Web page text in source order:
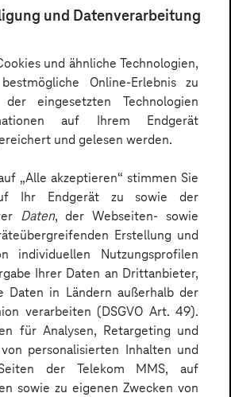
und Datenverarbeitung
und ähnliche Technologien,
Online-Erlebnis zu
eingesetzten Technologien
auf Ihrem Endgerät
und gelesen werden.
„Alle akzeptieren“ stimmen Sie
Ihr Endgerät zu sowie der
Daten, der Webseiten- sowie
Erstellung und
individuellen Nutzungsprofilen
Ihrer Daten an Drittanbieter,
Daten in Ländern außerhalb der
verarbeiten (DSGVO Art. 49).
für Analysen, Retargeting und
personalisierten Inhalten und
der Telekom MMS, auf
sowie zu eigenen Zwecken von
gedacht,
Die
KI im Kundendialog
AI wirklich – jenseits von
Im Podcast erklärt Dr.
erfolgreiche KI‑Dialogsysteme
gutes UX‑Design, klare
Erwartungen brauchen. Ein
das Zusammenspiel von Mensch